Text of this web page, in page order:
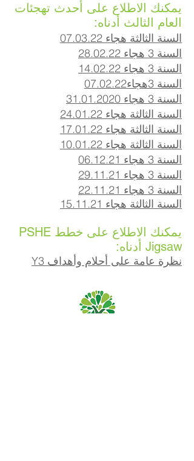
يمكنك الاطلاع على أحدث تهجئات
العام الثالث أدناه:
السنة الثالثة هجاء 07.03.22
السنة 3 هجاء 28.02.22
السنة 3 هجاء 14.02.22
السنة 3
هجاء07.02.22
السنة 3 هجاء 31.01.2020
السنة الثالثة هجاء 24.01.22
السنة الثالثة هجاء 17.01.22
السنة الثالثة هجاء 10.01.22
السنة 3 هجاء 06.12.21
السنة 3 هجاء 29.11.21
السنة 3 هجاء 22.11.21
السنة الثالثة هجاء 15.11.21
يمكنك الاطلاع على خطط PSHE
Jigsaw أدناه:
نظرة عامة على أحلام وأهداف Y3